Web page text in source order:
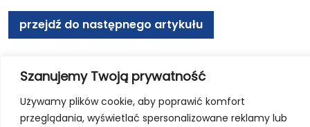
Szanujemy Twoją prywatność
Używamy plików cookie, aby poprawić komfort
przeglądania, wyświetlać spersonalizowane reklamy lub
przejdź do następnego artykułu